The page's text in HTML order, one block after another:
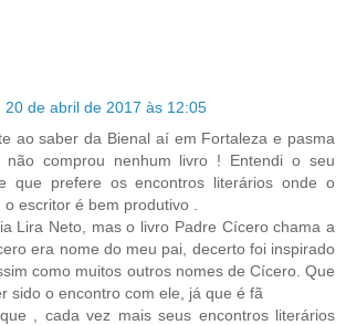
20 de abril de 2017 às 12:05
ao saber da Bienal aí em Fortaleza e pasma
comprou nenhum livro ! Entendi o seu
que prefere os encontros literários onde o
escritor é bem produtivo .
Lira Neto, mas o livro Padre Cícero chama a
era nome do meu pai, decerto foi inspirado
como muitos outros nomes de Cícero. Que
sido o encontro com ele, já que é fã
, cada vez mais seus encontros literários